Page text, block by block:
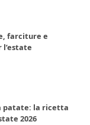
farciture e
patate: la ricetta
2026